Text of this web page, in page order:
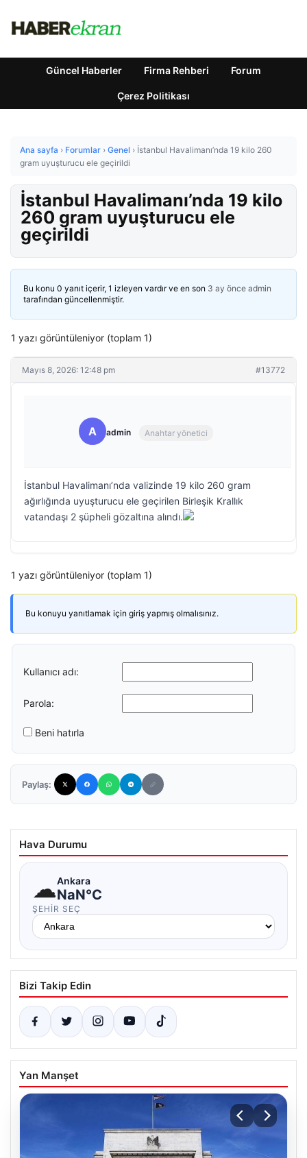
Güncel Haberler Firma Rehberi Forum
Çerez Politikası
Ana sayfa › Forumlar › Genel › İstanbul Havalimanı’nda 19 kilo 260
gram uyuşturucu ele geçirildi
İstanbul Havalimanı’nda 19 kilo
260 gram uyuşturucu ele
geçirildi
Bu konu 0 yanıt içerir, 1 izleyen vardır ve en son 3 ay önce admin
tarafından güncellenmiştir.
1 yazı görüntüleniyor (toplam 1)
Mayıs 8, 2026: 12:48 pm #13772
A admin Anahtar yönetici
İstanbul Havalimanı’nda valizinde 19 kilo 260 gram
ağırlığında uyuşturucu ele geçirilen Birleşik Krallık
vatandaşı 2 şüpheli gözaltına alındı.
1 yazı görüntüleniyor (toplam 1)
Bu konuyu yanıtlamak için giriş yapmış olmalısınız.
Kullanıcı adı:
Parola:
Beni hatırla
Paylaş:
Hava Durumu
☁Ankara
NaN°C
ŞEHIR SEÇ
Bizi Takip Edin
Yan Manşet